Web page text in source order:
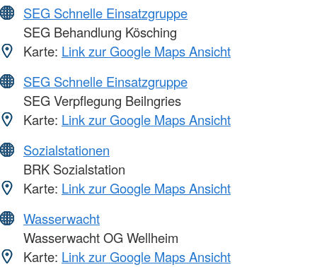
SEG Schnelle Einsatzgruppe
SEG Behandlung Kösching
Karte: Link zur Google Maps Ansicht
SEG Schnelle Einsatzgruppe
SEG Verpflegung Beilngries
Karte: Link zur Google Maps Ansicht
Sozialstationen
BRK Sozialstation
Karte: Link zur Google Maps Ansicht
Wasserwacht
Wasserwacht OG Wellheim
Karte: Link zur Google Maps Ansicht